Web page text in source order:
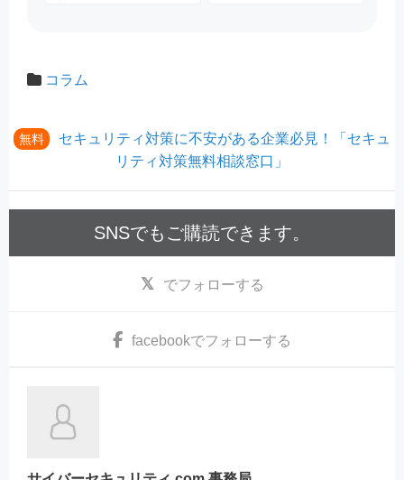
コラム
無料
セキュリティ対策に不安がある企業必見！「セキュ
リティ対策無料相談窓口」
SNSでもご購読できます。
でフォローする
facebookでフォローする